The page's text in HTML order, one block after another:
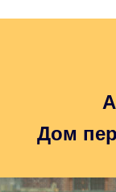
Дом